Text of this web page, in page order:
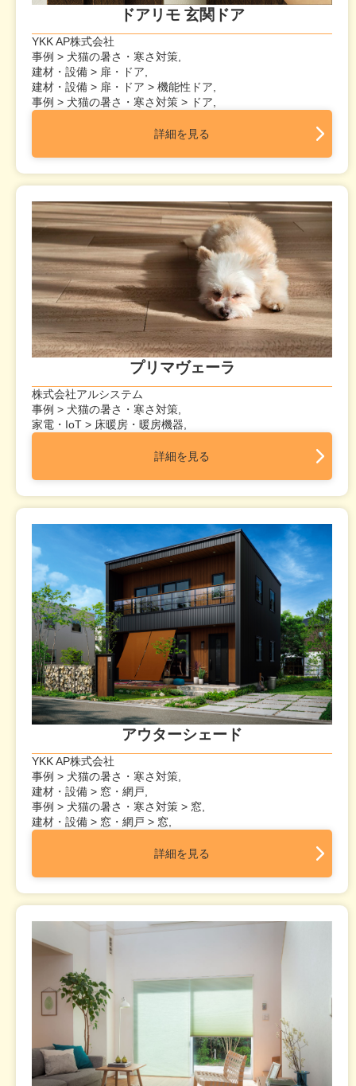
ドアリモ 玄関ドア
YKK AP株式会社
事例 > 犬猫の暑さ・寒さ対策,
建材・設備 > 扉・ドア,
建材・設備 > 扉・ドア > 機能性ドア,
事例 > 犬猫の暑さ・寒さ対策 > ドア,
詳細を見る
プリマヴェーラ
株式会社アルシステム
事例 > 犬猫の暑さ・寒さ対策,
家電・IoT > 床暖房・暖房機器,
詳細を見る
アウターシェード
YKK AP株式会社
事例 > 犬猫の暑さ・寒さ対策,
建材・設備 > 窓・網戸,
事例 > 犬猫の暑さ・寒さ対策 > 窓,
建材・設備 > 窓・網戸 > 窓,
詳細を見る